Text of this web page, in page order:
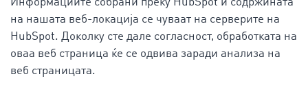
Информациите собрани преку HubSpot и содржината
на нашата веб-локација се чуваат на серверите на
HubSpot. Доколку сте дале согласност, обработката на
оваа веб страница ќе се одвива заради анализа на
веб страницата.